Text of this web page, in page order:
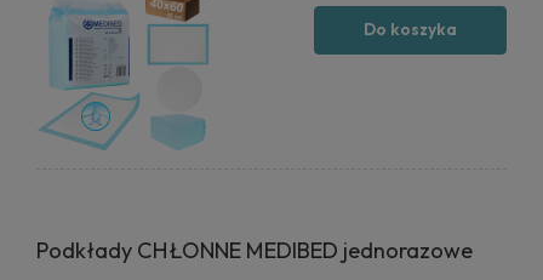
Do koszyka
Podkłady CHŁONNE MEDIBED jednorazowe